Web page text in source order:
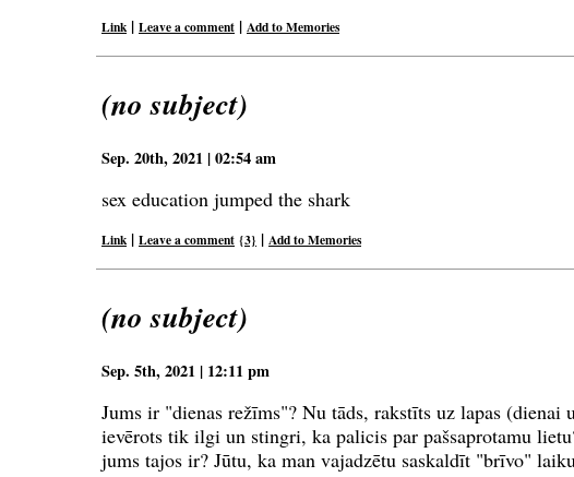
Link | Leave a comment | Add to Memories
(no subject)
Sep. 20th, 2021 | 02:54 am
sex education jumped the shark
Link | Leave a comment {3} | Add to Memories
(no subject)
Sep. 5th, 2021 | 12:11 pm
Jums ir "dienas režīms"? Nu tāds, rakstīts uz lapas (dienai
ievērots tik ilgi un stingri, ka palicis par pašsaprotamu
jums tajos ir? Jūtu, ka man vajadzētu saskaldīt "brīvo"